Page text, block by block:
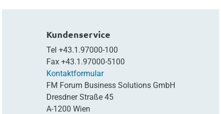
Kundenservice
Tel +43.1.97000-100
Fax +43.1.97000-5100
Kontaktformular
FM Forum Business Solutions GmbH
Dresdner Straße 45
A-1200 Wien